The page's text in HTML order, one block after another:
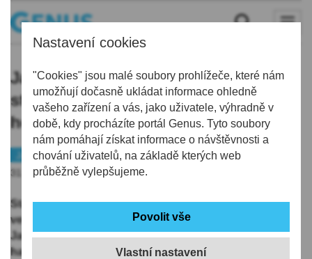
Nastavení cookies
"Cookies" jsou malé soubory prohlížeče, které nám
umožňují dočasně ukládat informace ohledně
vašeho zařízení a vás, jako uživatele, výhradně v
době, kdy procházíte portál Genus. Tyto soubory
nám pomáhají získat informace o návštěvnosti a
chování uživatelů, na základě kterých web
průběžně vylepšujeme.
Vlastní nastavení
Jablonec začne hledat dodavatele
stavby dopravního terminálu,
hotovo by mělo být v srpnu 2028
Doprava
Jablonecko
Peníze
31.10.2025 | 13:17
Statutární město počítá v listopadu s vyhlášením
veřejné zakázky na dodavatele stavby Terminálu VOD
Jablonec nad Nisou. Podle stanoveného
harmonogramu by smlouva s vítězem výběrového